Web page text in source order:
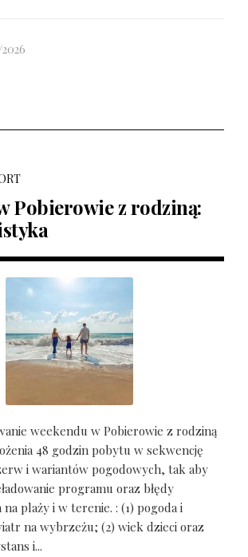
Pobierowie z rodziną:
weekendu w Pobierowie z rodziną
48 godzin pobytu w sekwencję
i wariantów pogodowych, tak aby
programu oraz błędy
plaży i w terenie. : (1) pogoda i
na wybrzeżu; (2) wiek dzieci oraz
i...